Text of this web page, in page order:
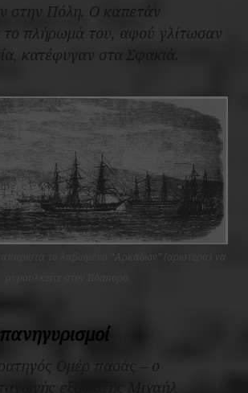
στην Πόλη. Ο καπετάν
το πλήρωμά του, αφού γλίτωσαν
κατέφυγαν στα Σφακιά.
το λαβωμένο “Αρκάδιον” (αριστερά) να
Ομέρ πασάς – ο
εξωμότης Μιχαήλ